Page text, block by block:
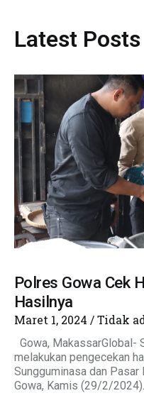
Latest Posts
Polres Gowa Cek
Hasilnya
Maret 1, 2024 Tidak
Gowa, MakassarGlobal-
melakukan pengecekan
Sungguminasa dan
Gowa, Kamis (29/2/